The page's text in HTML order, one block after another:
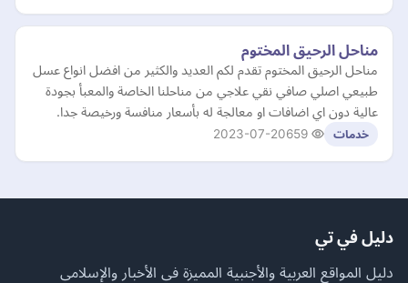
مناحل الرحيق المختوم
مناحل الرحيق المختوم تقدم لكم العديد والكثير من افضل انواع عسل
طبيعي اصلي صافي نقي علاجي من مناحلنا الخاصة والمعبأ بجودة
عالية دون اي اضافات او معالجة له بأسعار منافسة ورخيصة جدا.
خدمات 2023-07-20
دليل في تي
دليل المواقع العربية والأجنبية المميزة في الأخبار والإسلامي